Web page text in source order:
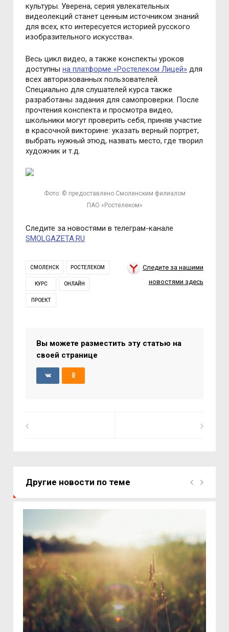
культуры. Уверена, серия увлекательных
видеолекций станет ценным источником знаний
для всех, кто интересуется историей русского
изобразительного искусства».
Весь цикл видео, а также конспекты уроков
доступнына платформе «Ростелеком Лицей» для
всех авторизованных пользователей.
Специально для слушателей курса также
разработаны задания для самопроверки. После
прочтения конспекта и просмотра видео,
школьники могут проверить себя, приняв участие
в красочной викторине: указать верный портрет,
выбрать нужный этюд, назвать место, где творил
художник и т.д.
Фото: © предоставлено Смоленским филиалом
ПАО «Ростелеком»
Следите за новостями в телеграм-канале
SMOLGAZETA.RU
СМОЛЕНСК РОСТЕЛЕКОМ
КУРС ОНЛАЙН
ПРОЕКТ
Следите за нашими
новостями здесь
Вы можете разместить эту статью на
своей странице
Другие новости по теме